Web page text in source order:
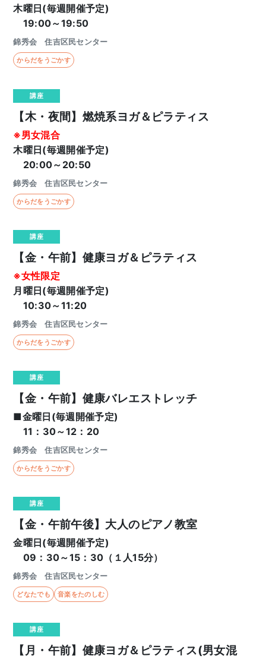
木曜日(毎週開催予定)
19:00～19:50
錦秀会 住吉区民センター
からだをうごかす
講座
【木・夜間】燃焼系ヨガ＆ピラティス
※男女混合
木曜日(毎週開催予定)
20:00～20:50
錦秀会 住吉区民センター
からだをうごかす
講座
【金・午前】健康ヨガ＆ピラティス
※女性限定
月曜日(毎週開催予定)
10:30～11:20
錦秀会 住吉区民センター
からだをうごかす
講座
【金・午前】健康バレエストレッチ
■金曜日(毎週開催予定)
11：30～12：20
錦秀会 住吉区民センター
からだをうごかす
講座
【金・午前午後】大人のピアノ教室
金曜日(毎週開催予定)
09：30～15：30（１人15分）
錦秀会 住吉区民センター
どなたでも 音楽をたのしむ
講座
【月・午前】健康ヨガ＆ピラティス(男女混